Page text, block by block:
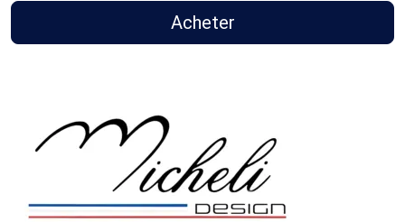
Acheter